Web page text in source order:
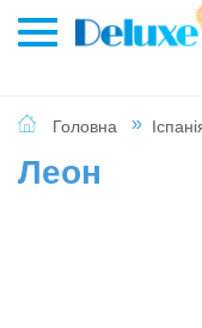
Головна
Леон